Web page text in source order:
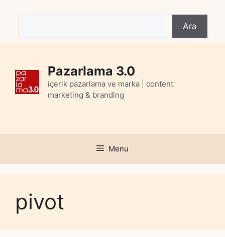
Ara
Pazarlama 3.0
içerik pazarlama ve marka | content
marketing & branding
Menu
pivot